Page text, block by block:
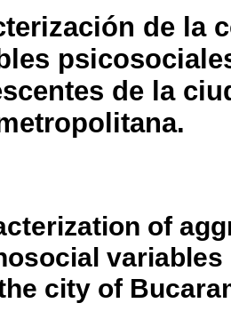
de la
de la
of
city of